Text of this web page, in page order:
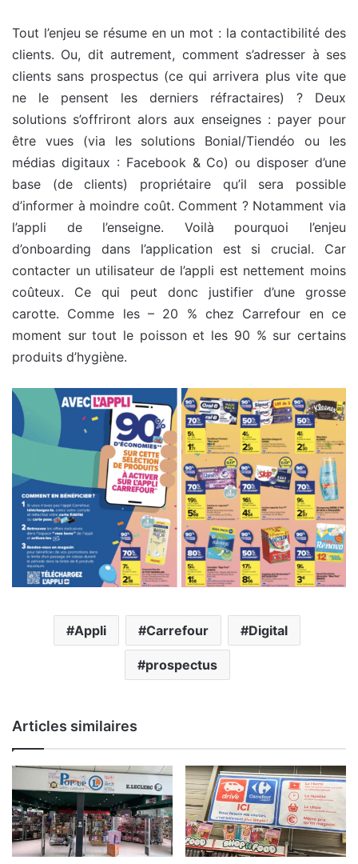
Tout l’enjeu se résume en un mot : la contactibilité des
clients. Ou, dit autrement, comment s’adresser à ses
clients sans prospectus (ce qui arrivera plus vite que
ne le pensent les derniers réfractaires) ? Deux
solutions s’offriront alors aux enseignes : payer pour
être vues (via les solutions Bonial/Tiendéo ou les
médias digitaux : Facebook & Co) ou disposer d’une
base (de clients) propriétaire qu’il sera possible
d’informer à moindre coût. Comment ? Notamment via
l’appli de l’enseigne. Voilà pourquoi l’enjeu
d’onboarding dans l’application est si crucial. Car
contacter un utilisateur de l’appli est nettement moins
coûteux. Ce qui peut donc justifier d’une grosse
carotte. Comme les – 20 % chez Carrefour en ce
moment sur tout le poisson et les 90 % sur certains
produits d’hygiène.
Appli Carrefour Digital
prospectus
Articles similaires